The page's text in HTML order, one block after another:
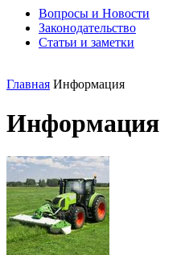
Вопросы и Новости
Законодательство
Статьи и заметки
Главная Информация
Информация